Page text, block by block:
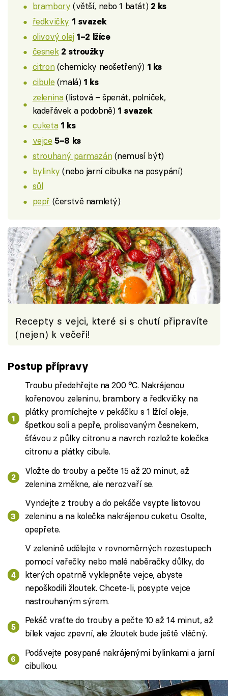
brambory (větší, nebo 1 batát) 2 ks
ředkvičky 1 svazek
olivový olej 1–2 lžíce
česnek 2 stroužky
citron(chemicky neošetřený) 1 ks
cibule (malá) 1 ks
zelenina(listová – špenát, polníček,
kadeřávek a podobně) 1 svazek
cuketa 1 ks
vejce 5–8 ks
strouhaný parmazán(nemusí být)
bylinky (nebo jarní cibulka na posypání)
sůl
pepř (čerstvě namletý)
Recepty s vejci, které si s chutí připravíte
(nejen) k večeři!
Postup přípravy
Troubu předehřejte na 200 °C. Nakrájenou
kořenovou zeleninu, brambory a ředkvičky na
plátky promíchejte v pekáčku s 1 lžící oleje,
špetkou soli a pepře, prolisovaným česnekem,
šťávou z půlky citronu a navrch rozložte kolečka
citronu a plátky cibule.
Vložte do trouby a pečte 15 až 20 minut, až
zelenina změkne, ale nerozvaří se.
Vyndejte z trouby a do pekáče vsypte listovou
zeleninu a na kolečka nakrájenou cuketu. Osolte,
opepřete.
V zelenině udělejte v rovnoměrných rozestupech
pomocí vařečky nebo malé naběračky důlky, do
kterých opatrně vyklepněte vejce, abyste
nepoškodili žloutek. Chcete-li, posypte vejce
nastrouhaným sýrem.
Pekáč vraťte do trouby a pečte 10 až 14 minut, až
bílek vajec zpevní, ale žloutek bude ještě vláčný.
Podávejte posypané nakrájenými bylinkami a jarní
cibulkou.